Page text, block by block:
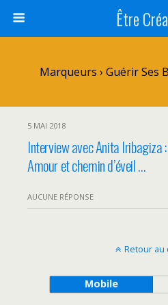
Être
Marqueurs › Guérir Ses
5 MAI 2018
Interview avec Anita Iribagiza
Amour et chemin d’éveil …
AUCUNE RÉPONSE
Retour au
Mobile